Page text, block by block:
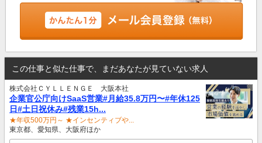
この仕事と似た仕事で、まだあなたが見ていない求人
株式会社ＣＹＬＬＥＮＧＥ 大阪本社
企業官公庁向けSaaS営業#月給35.8万円〜#年休125
日#土日祝休み#残業15h...
★年収500万円～ ★インセンティブや...
東京都、愛知県、大阪府ほか